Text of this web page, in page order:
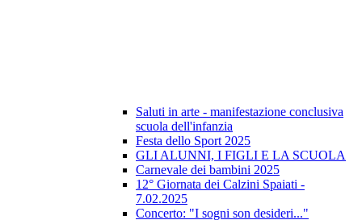
Saluti in arte - manifestazione conclusiva
scuola dell'infanzia
Festa dello Sport 2025
GLI ALUNNI, I FIGLI E LA SCUOLA
Carnevale dei bambini 2025
12° Giornata dei Calzini Spaiati -
7.02.2025
Concerto: "I sogni son desideri..."